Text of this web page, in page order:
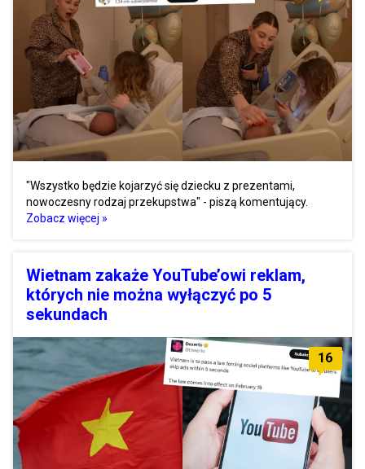
"Wszystko będzie kojarzyć się dziecku z prezentami,
nowoczesny rodzaj przekupstwa" - piszą komentujący.
Zobacz więcej »
Wietnam zakaże YouTube’owi reklam,
których nie można wyłączyć po 5
sekundach
16